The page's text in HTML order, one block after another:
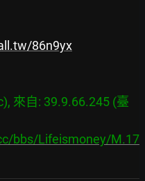
86n9yx
來自: 39.9.66.245 (臺
bbs/Lifeismoney/M.17